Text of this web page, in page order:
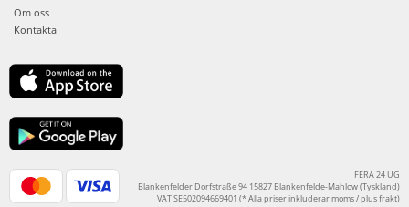
Om oss
Kontakta
FERA 24 UG
Blankenfelder Dorfstraße 94 15827 Blankenfelde-Mahlow (Tyskland)
VAT SE502094669401 (* Alla priser inkluderar moms / plus frakt)